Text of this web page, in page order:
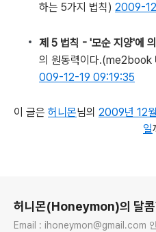
하는 5가지 법칙) 2009-
제 5 법칙 - '모순 지양'에
의 원동력이다.(me2book
009-12-19 09:19:35
이 글은 허니몬님의 2009년 12
일
허니몬(Honeymon)의 달콤
Email : ihoneymon@gmail.com 안